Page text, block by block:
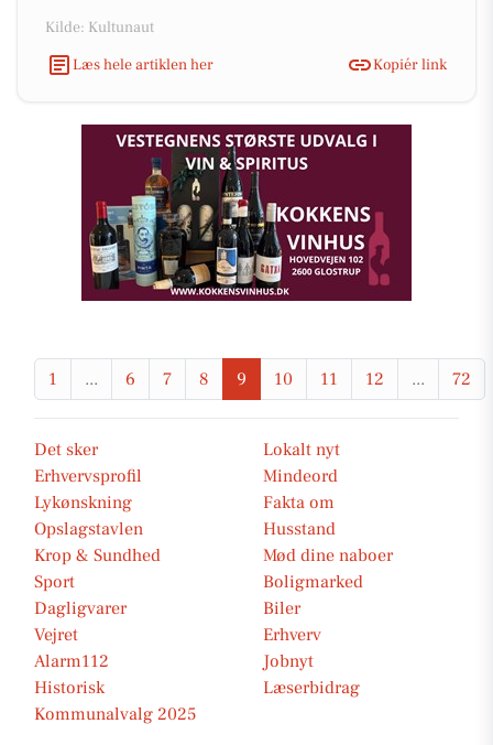
Kilde: Kultunaut
Læs hele artiklen her
Kopiér link
1 ... 6 7 8 9 10 11 12 ... 72
Det sker
Lokalt nyt
Erhvervsprofil
Mindeord
Lykønskning
Fakta om
Opslagstavlen
Husstand
Krop & Sundhed
Mød dine naboer
Sport
Boligmarked
Dagligvarer
Biler
Vejret
Erhverv
Alarm112
Jobnyt
Historisk
Læserbidrag
Kommunalvalg 2025